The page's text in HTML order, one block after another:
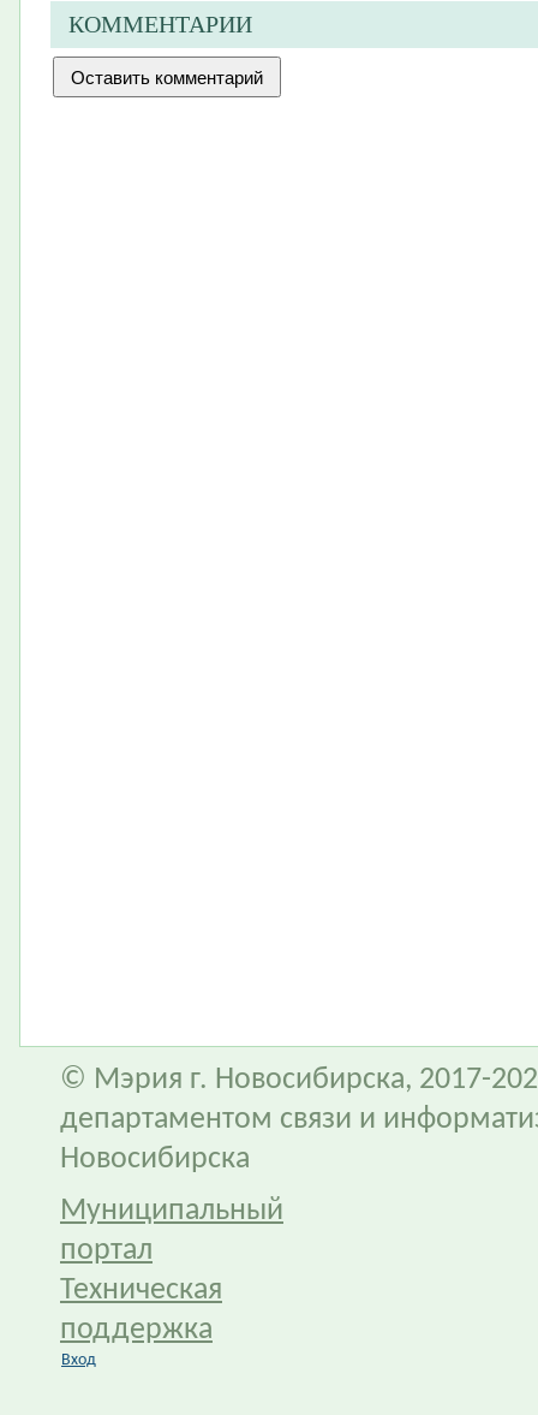
КОММЕНТАРИИ
© Мэрия г. Новосибирска, 2017-
департаментом связи и
Новосибирска
Муниципальный
портал
Техническая
поддержка
Вход